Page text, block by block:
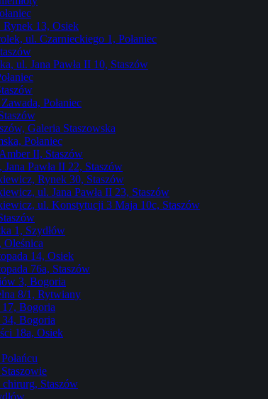
13, Osiek
ul. Czarnieckiego 1, Połaniec
ul. Jana Pawła II 10, Staszów
Połaniec
Galeria Staszowska
Połaniec
II, Staszów
Jana Pawła II 22, Staszów
Rynek 30, Staszów
ul. Jana Pawła II 23, Staszów
ul. Konstytucji 3 Maja 10c, Staszów
1, Szydłów
Oleśnica
14, Osiek
76a, Staszów
3, Bogoria
8/1, Rytwiany
Bogoria
Bogoria
18a, Osiek
Staszów